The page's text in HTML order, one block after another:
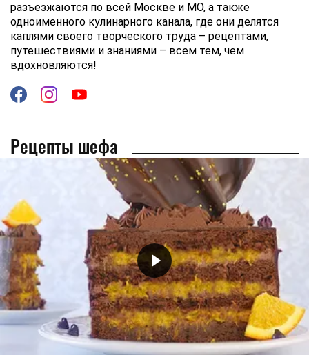
разъезжаются по всей Москве и МО, а также
одноименного кулинарного канала, где они делятся
каплями своего творческого труда – рецептами,
путешествиями и знаниями – всем тем, чем
вдохновляются!
Рецепты шефа